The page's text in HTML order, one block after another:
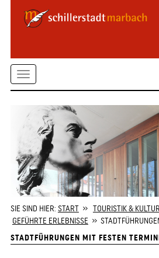
Seitenbereiche
springen
Zum
Inhalt
springen
Kontaktformular
Startseite
Toggle
SIE SIND HIER: START» TOURISTIK & KULTUR
GEFÜHRTE ERLEBNISSE »
STADTFÜHRUNGEN MIT FESTEN